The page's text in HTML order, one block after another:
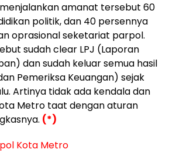
amanat tersebut 60
politik, dan 40 persennya
oprasional seketariat parpol.
sudah clear LPJ (Laporan
dan sudah keluar semua hasil
Pemeriksa Keuangan) sejak
Artinya tidak ada kendala dan
Metro taat dengan aturan
(*)
Kota Metro